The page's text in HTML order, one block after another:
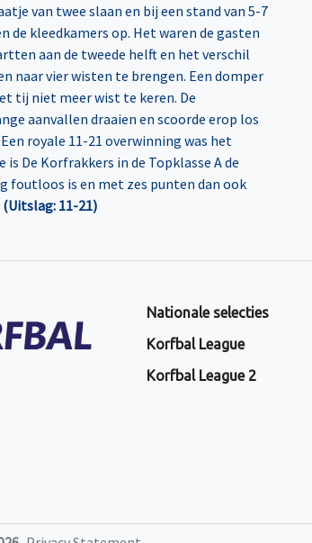
van twee slaan en bij een stand van 5-7
de kleedkamers op. Het waren de gasten
aan de tweede helft en het verschil
naar vier wisten te brengen. Een domper
tij niet meer wist te keren. De
aanvallen draaien en scoorde erop los
royale 11-21 overwinning was het
is De Korfrakkers in de Topklasse A de
foutloos is en met zes punten dan ook
(Uitslag: 11-21)
Nationale selecties
Korfbal League
Korfbal League 2